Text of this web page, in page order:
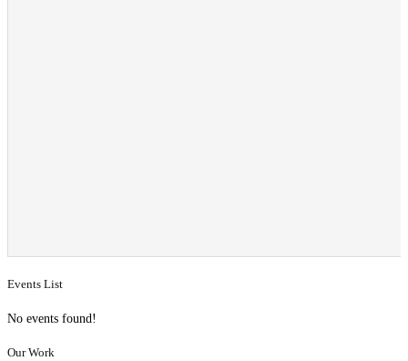
Events List
No events found!
Our Work